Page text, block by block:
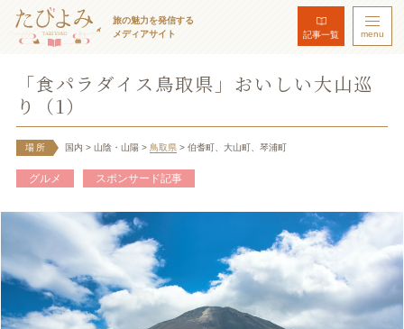
旅の魅力を発信する
メディアサイト
記事一覧 menu
「食パラダイス鳥取県」おいしい大山巡
り（1）
場所 国内 > 山陰・山陽 > 鳥取県 > 伯耆町、大山町、琴浦町
グルメ スポンサード記事